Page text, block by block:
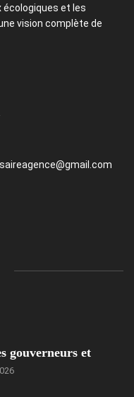
écologiques et les
vision complète de
gouverneurs et